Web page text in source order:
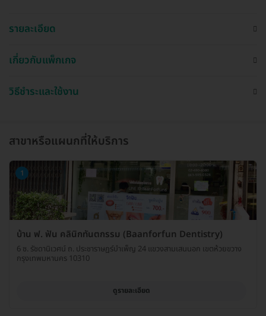
รายละเอียด
เกี่ยวกับแพ็กเกจ
วิธีชำระและใช้งาน
สาขาหรือแผนกที่ให้บริการ
1
บ้าน ฟ. ฟัน คลินิกทันตกรรม (Baanforfun Dentistry)
6 ซ. รัชดานิเวศน์ ถ. ประชาราษฏร์บำเพ็ญ 24 แขวงสามเสนนอก เขตห้วยขวาง
กรุงเทพมหานคร 10310
ดูรายละเอียด